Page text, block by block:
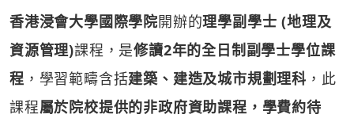
香港浸會大學國際學院開辦的理學副學士 (地理及
資源管理)課程，是修讀2年的全日制副學士學位課
程 ，學習範疇含括建築、建造及城市規劃理科 ，此
課程屬於院校提供的非政府資助課程，學費約待